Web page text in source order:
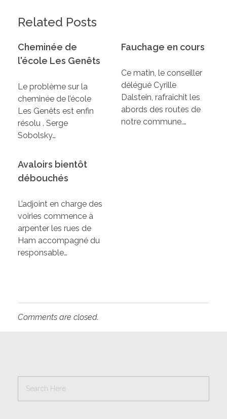
Related Posts
Cheminée de
l'école Les Genêts
Le problème sur la
cheminée de l’école
Les Genêts est enfin
résolu . Serge
Sobolsky…
Fauchage en cours
Ce matin, le conseiller
délégué Cyrille
Dalstein, rafraîchit les
abords des routes de
notre commune.…
Avaloirs bientôt
débouchés
L’adjoint en charge des
voiries commence à
arpenter les rues de
Ham accompagné du
responsable…
Comments are closed.